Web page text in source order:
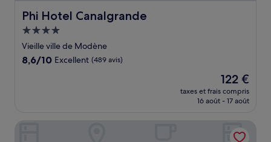
Phi Hotel Canalgrande
Phi Hotel Canalgrande
Hébergement
4.0 étoiles
Vieille ville de Modène
8.6
8,6/10 Excellent (489 avis)
Le
nouveau
prix
de
122 €
122 €
taxes et frais compris
16 août - 17 août